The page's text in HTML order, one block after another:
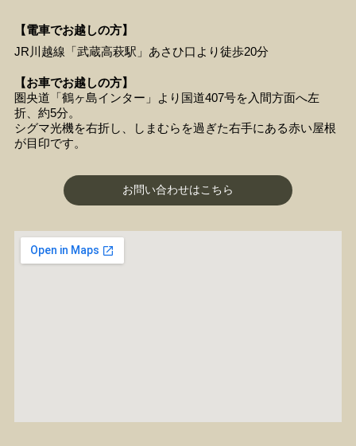
【電車でお越しの方】
JR川越線「武蔵高萩駅」あさひ口より徒歩20分
【お車でお越しの方】
圏央道「鶴ヶ島インター」より国道407号を入間方面へ左
折、約5分。
シグマ光機を右折し、しまむらを過ぎた右手にある赤い屋根
が目印です。
お問い合わせはこちら